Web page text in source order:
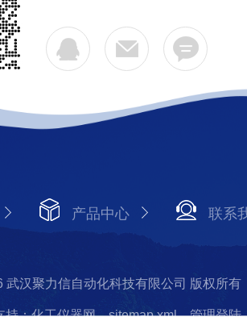
产品中心 联系
武汉聚力信自动化科技有限公司 版权所有
持：化工仪器网 sitemap.xml 管理登陆